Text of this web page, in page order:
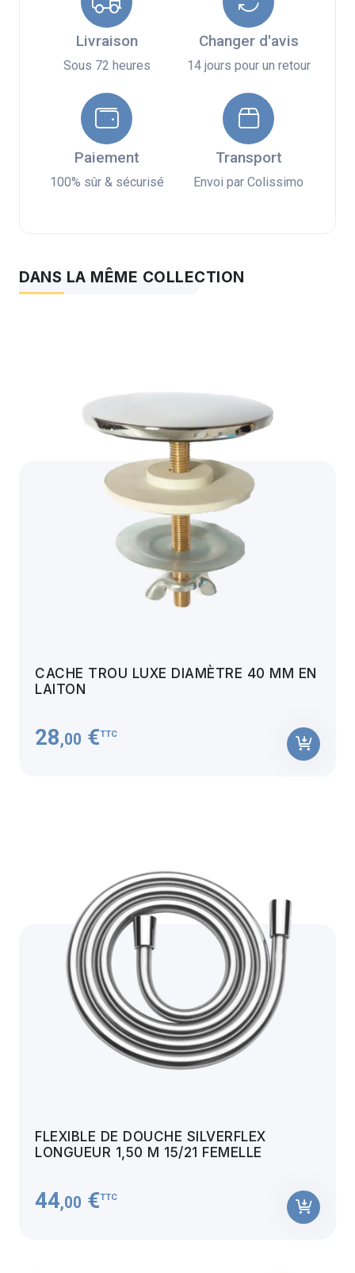
Livraison
Sous 72 heures
Changer d'avis
14 jours pour un retour
Paiement
100% sûr & sécurisé
Transport
Envoi par Colissimo
DANS LA MÊME COLLECTION
CACHE TROU LUXE DIAMÈTRE 40 MM EN
LAITON
28,00 €TTC
FLEXIBLE DE DOUCHE SILVERFLEX
LONGUEUR 1,50 M 15/21 FEMELLE
44,00 €TTC